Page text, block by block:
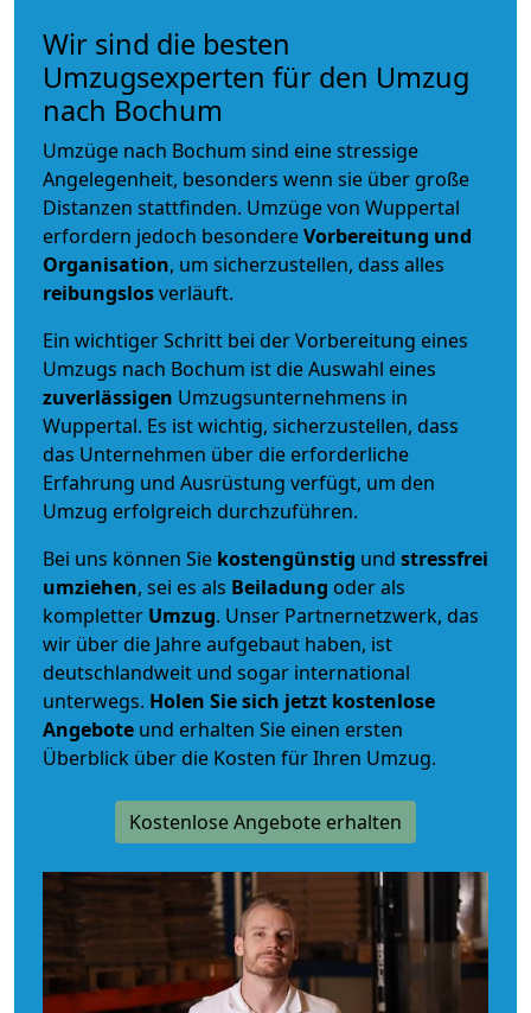
Wir sind die besten
Umzugsexperten für den Umzug
nach Bochum
Umzüge nach Bochum sind eine stressige
Angelegenheit, besonders wenn sie über große
Distanzen stattfinden. Umzüge von Wuppertal
erfordern jedoch besondereVorbereitung und
Organisation, um sicherzustellen, dass alles
reibungslosverläuft.
Ein wichtiger Schritt bei der Vorbereitung eines
Umzugs nach Bochum ist die Auswahl eines
zuverlässigen Umzugsunternehmens in
Wuppertal. Es ist wichtig, sicherzustellen, dass
das Unternehmen über die erforderliche
Erfahrung und Ausrüstung verfügt, um den
Umzug erfolgreich durchzuführen.
Bei uns können Sie kostengünstig und stressfrei
umziehen, sei es als Beiladung oder als
kompletter Umzug. Unser Partnernetzwerk, das
wir über die Jahre aufgebaut haben, ist
deutschlandweit und sogar international
unterwegs. Holen Sie sich jetzt kostenlose
Angebote und erhalten Sie einen ersten
Überblick über die Kosten für Ihren Umzug.
Kostenlose Angebote erhalten